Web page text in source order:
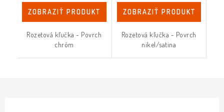
ZOBRAZIŤ PRODUKT
Rozetová kľučka - Povrch
chróm
ZOBRAZIŤ PRODUKT
Rozetová kľučka - Povrch
nikel/satina